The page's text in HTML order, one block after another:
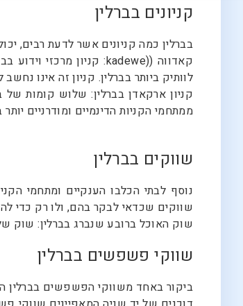
קניונים בברלין
בברלין כמה קניונים אשר לדעת רבים,
לוותיק ביותר בברלין. קניון זה אינו
קניון ארקאדן בברלין: שלוש קומות
ממתחמי הקניות הדינמיים ומודרניים
שווקים בברלין
נוסף לבתי הכלבו הענקיים ומתחמי
שווקים שכדאי לבקר בהם, ולו רק כדי
שוק האוכל ברובע שנברג בברלין: שוק של
שווקי פשפשים בברלין
ביקור באחד משווקי הפשפשים בברלין